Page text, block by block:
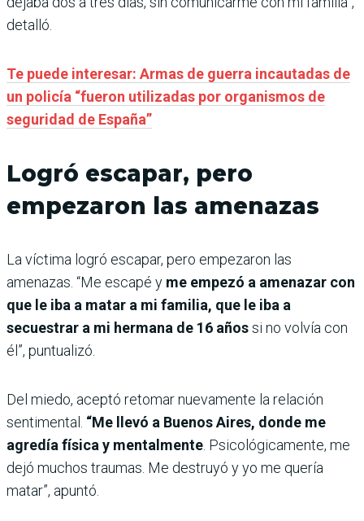
detalló.
Te puede interesar: Armas de guerra incautadas de
un policía “fueron utilizadas por organismos de
seguridad de España”
Logró escapar, pero
empezaron las amenazas
La víctima logró escapar, pero empezaron las
amenazas. “Me escapé y me empezó a amenazar con
que le iba a matar a mi familia, que le iba a
secuestrar a mi hermana de 16 añossi no volvía con
él”, puntualizó.
Del miedo, aceptó retomar nuevamente la relación
sentimental. “Me llevó a Buenos Aires, donde me
agredía física y mentalmente . Psicológicamente, me
dejó muchos traumas. Me destruyó y yo me quería
matar”, apuntó.